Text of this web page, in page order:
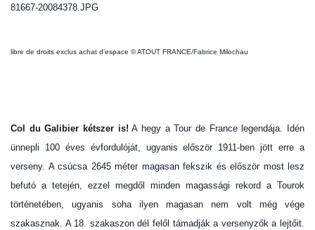
81667-20084378.JPG
libre de droits exclus achat d'espace © ATOUT FRANCE/Fabrice Milochau
Col du Galibier kétszer is! A hegy a Tour de France legendája. Idén
ünnepli 100 éves évfordulóját, ugyanis először 1911-ben jött erre a
verseny. A csúcsa 2645 méter magasan fekszik és először most lesz
befutó a tetején, ezzel megdől minden magassági rekord a Tourok
történetében, ugyanis soha ilyen magasan nem volt még vége
szakasznak. A 18. szakaszon dél felől támadják a versenyzők a lejtőit.